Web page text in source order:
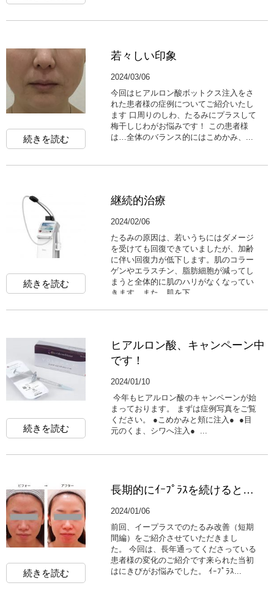
続きを読む
若々しい印象
2024/03/06
今回はヒアルロン酸ボットクス注入をさ
れた患者様の症例についてご紹介いたし
ます 口周りのしわ、たるみにプラスして
梅干しじわがお悩みです！ この患者様
は…全体のバランス的にはこめかみ、...
続きを読む
継続的治療
2024/02/06
たるみの原因は、若いうちにはダメージ
を受けても回復できていましたが、加齢
に伴い回復力が低下します。肌のコラー
ゲンやエラスチン、脂肪細胞が減ってし
まうと全体的に肌のハリがなくなってい
きます。また、肌を下...
続きを読む
ヒアルロン酸、キャンペーン中
です！
2024/01/10
今年もヒアルロン酸のキャンペーンが始
まっております。 まずは症例写真をご覧
ください。 ●こめかみと頬に注入● ●目
元のくま、シワへ注入● ...
続きを読む
長期的にｲｰﾌﾟﾗｽを続けると…
2024/01/06
前回、イープラスでのたるみ改善（短期
間編）をご紹介させていただきまし
た。 今回は、長年通ってくださっている
患者様の変化のご紹介です来られた当初
はにきびがお悩みでした。 ｲｰﾌﾟﾗｽ...